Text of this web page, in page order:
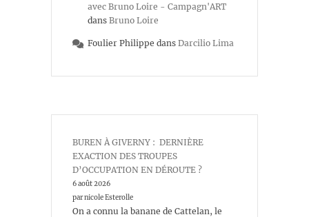
avec Bruno Loire - Campagn'ART
dans Bruno Loire
Foulier Philippe dans Darcilio Lima
BUREN À GIVERNY : DERNIÈRE
EXACTION DES TROUPES
D’OCCUPATION EN DÉROUTE ?
6 août 2026
par nicole Esterolle
On a connu la banane de Cattelan, le